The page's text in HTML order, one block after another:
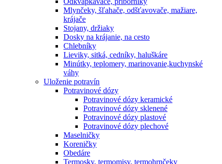
Mlynčeky, šľahače, odšťavovače, mažiare,
krájače
Stojany, držiaky
Dosky na krájanie, na cesto
Chlebníky
Lieviky, sitká, cedníky, haluškáre
Minútky, teplomery, marinovanie,kuchynské
váhy
Uloženie potravín
Potravinové dózy
Potravinové dózy keramické
Potravinové dózy sklenené
Potravinové dózy plastové
Potravinové dózy plechové
Maselničky
Koreničky
Obedáre
Termosky, termomisy, termohrnčeky